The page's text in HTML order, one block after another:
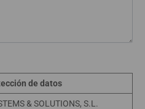
de datos
& SOLUTIONS, S.L.